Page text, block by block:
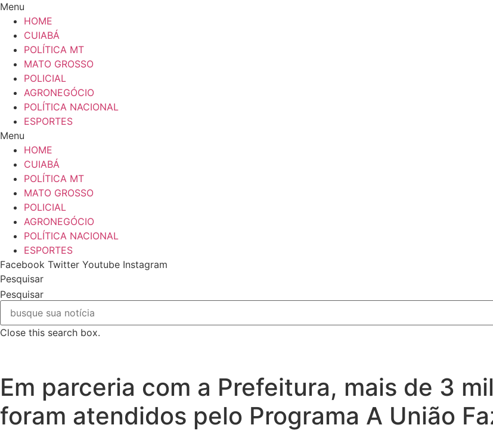
Menu
HOME
CUIABÁ
POLÍTICA MT
MATO GROSSO
POLICIAL
AGRONEGÓCIO
POLÍTICA NACIONAL
ESPORTES
Menu
HOME
CUIABÁ
POLÍTICA MT
MATO GROSSO
POLICIAL
AGRONEGÓCIO
POLÍTICA NACIONAL
ESPORTES
Facebook Twitter Youtube Instagram
Pesquisar
Pesquisar
Close this search box.
Em parceria com a Prefeitura, mais de 3
foram atendidos pelo Programa A União